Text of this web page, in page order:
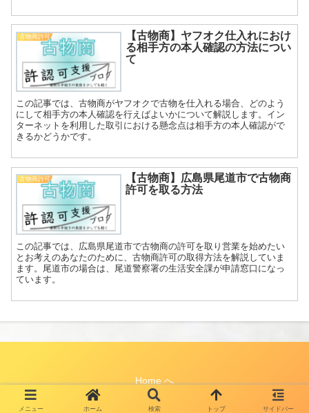
古物商許可
【古物商】ヤフオク仕入れにおけ
る相手方の本人確認の方法につい
て
この記事では、古物商がヤフオクで古物を仕入れる場合、どのよう
にして相手方の本人確認を行えばよいかについて解説します。イン
ターネットを利用した取引における懸念点は相手方の本人確認がで
きるかどうかです。
古物商許可
【古物商】広島県尾道市で古物商
許可を取る方法
この記事では、広島県尾道市で古物商の許可を取り営業を始めたい
とお考えのあなたのために、古物商許可の取得方法を解説していま
ます。尾道市の場合は、尾道警察署の生活安全課が申請窓口になっ
ています。
Home へ
© 2020 許認可支援ブログ.
メニュー ホーム 検索 トップ サイドバー